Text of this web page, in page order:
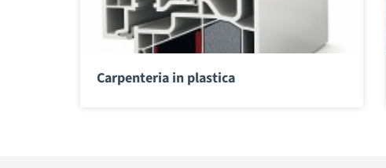
Carpenteria in plastica